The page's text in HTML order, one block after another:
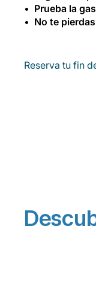
Prueba la
No te
Reserva tu fin